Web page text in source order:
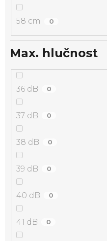
58 cm 0
Max. hlučnost
36 dB 0
37 dB 0
38 dB 0
39 dB 0
40 dB 0
41 dB 0